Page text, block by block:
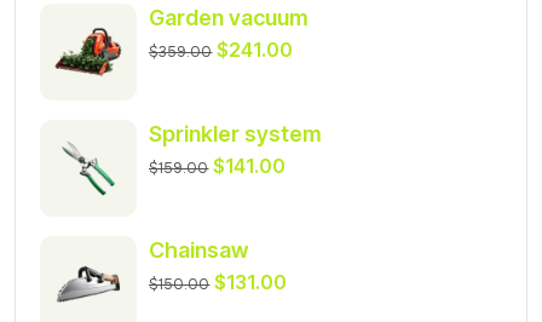
Garden vacuum
$359.00 $241.00
Sprinkler system
$159.00 $141.00
Chainsaw
$150.00 $131.00